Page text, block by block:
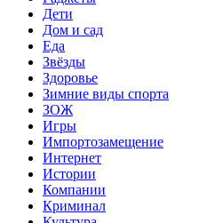
Дети
Дом и сад
Еда
Звёзды
Здоровье
Зимние виды спорта
ЗОЖ
Игры
Импортозамещение
Интернет
Истории
Компании
Криминал